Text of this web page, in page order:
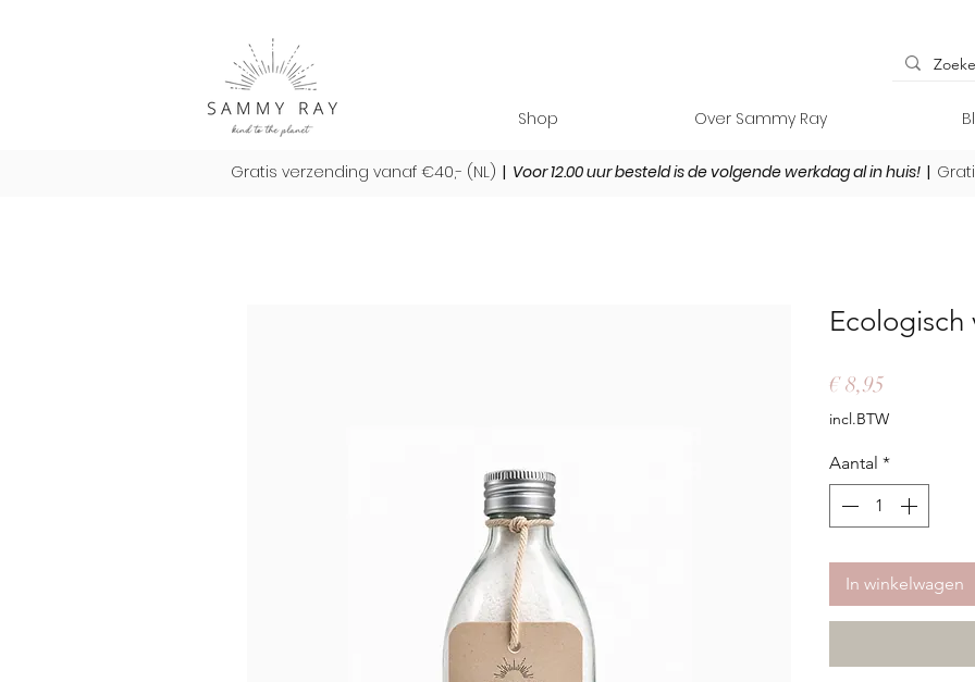
Shop Over Sammy Ray
€ 8,95
incl.BTW
Aantal *
In winkelwagen
Gratis verzending vanaf €40,- (NL) | Voor 12.00 uur besteld is de volgende werkdag al in huis!|